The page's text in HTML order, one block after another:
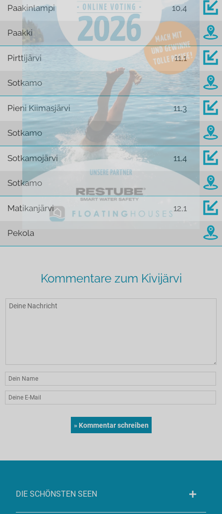
Paakinlampi 10,4
Paakki
Pirttijärvi 11,1
Sotkamo
Pieni Kiimasjärvi 11,3
Sotkamo
Sotkamojärvi 11,4
Sotkamo
Matikanjärvi 12,1
Pekola
Kommentare zum Kivijärvi
DIE SCHÖNSTEN SEEN